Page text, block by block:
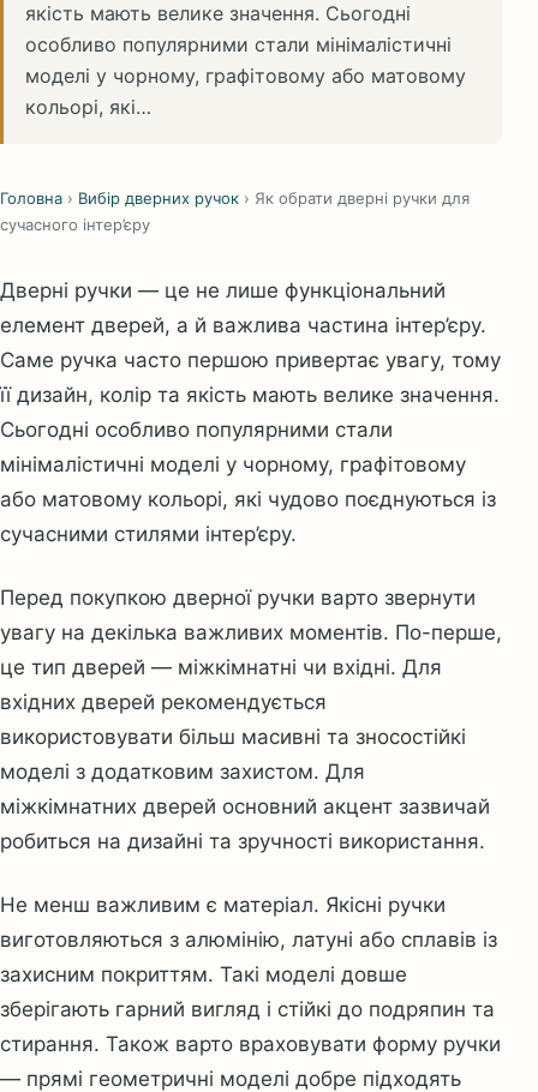
якість мають велике значення. Сьогодні
особливо популярними стали мінімалістичні
моделі у чорному, графітовому або матовому
кольорі, які…
Головна › Вибір дверних ручок › Як обрати дверні ручки для
сучасного інтер’єру
Дверні ручки — це не лише функціональний
елемент дверей, а й важлива частина інтер’єру.
Саме ручка часто першою привертає увагу, тому
її дизайн, колір та якість мають велике значення.
Сьогодні особливо популярними стали
мінімалістичні моделі у чорному, графітовому
або матовому кольорі, які чудово поєднуються із
сучасними стилями інтер’єру.
Перед покупкою дверної ручки варто звернути
увагу на декілька важливих моментів. По-перше,
це тип дверей — міжкімнатні чи вхідні. Для
вхідних дверей рекомендується
використовувати більш масивні та зносостійкі
моделі з додатковим захистом. Для
міжкімнатних дверей основний акцент зазвичай
робиться на дизайні та зручності використання.
Не менш важливим є матеріал. Якісні ручки
виготовляються з алюмінію, латуні або сплавів із
захисним покриттям. Такі моделі довше
зберігають гарний вигляд і стійкі до подряпин та
стирання. Також варто враховувати форму ручки
— прямі геометричні моделі добре підходять